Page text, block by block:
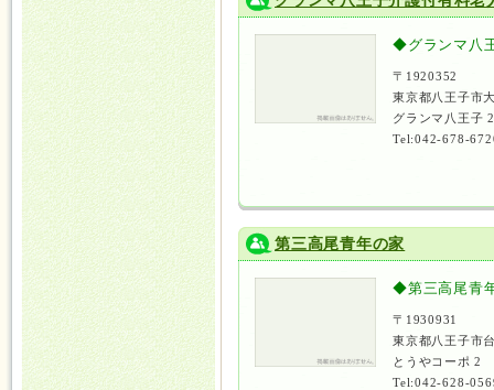
◆グランマ八
〒1920352
東京都八王子市
グランマ八王子
Tel:042-678-
第三高尾青年の家
◆第三高尾青
〒1930931
東京都八王子市
とうやコーポ 2
Tel:042-628-